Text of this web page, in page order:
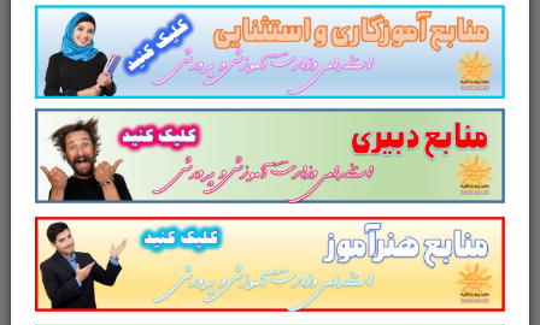
لینک دانلود
سوالات تستی آیین دادرسی
مدنی